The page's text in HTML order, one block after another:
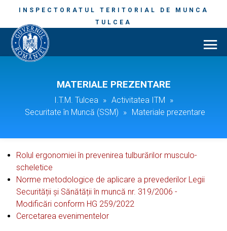
INSPECTORATUL TERITORIAL DE MUNCA
TULCEA
MATERIALE PREZENTARE
I.T.M. Tulcea » Activitatea ITM »
Securitate în Muncă (SSM) » Materiale prezentare
Rolul ergonomiei în prevenirea tulburărilor musculo-
scheletice
Norme metodologice de aplicare a prevederilor Legii
Securității și Sănătății în muncă nr. 319/2006 -
Modificări conform HG 259/2022
Cercetarea evenimentelor